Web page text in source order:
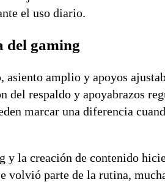
el uso diario.
del gaming
amplio y apoyos
respaldo y apoyabrazos
marcar una diferencia
y la creación de contenido
volvió parte de la rutina,